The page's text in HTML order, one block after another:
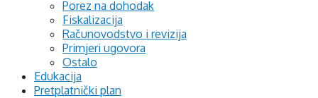
Porez na dohodak
Fiskalizacija
Računovodstvo i revizija
Primjeri ugovora
Ostalo
Edukacija
Pretplatnički plan